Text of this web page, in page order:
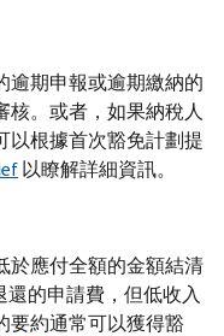
逾期申報或逾期繳納的
核。或者，如果納稅人
以根據首次豁免計劃提
以瞭解詳細資訊。
於應付全額的金額結清
還的申請費，但低收入
要約通常可以獲得豁